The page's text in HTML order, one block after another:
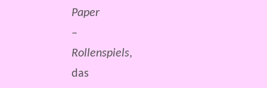
Paper
–
Rollenspiels,
das